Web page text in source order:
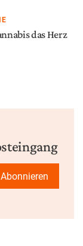
das Herz
Abonnieren